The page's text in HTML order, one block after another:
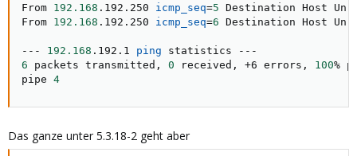
From 192.168 .192.250 icmp_seq=5 Destination Host
From 192.168 .192.250 icmp_seq=6 Destination Host
--- 192.168 .192.1 ping
6 packets transmitted, 0 received, +6 errors, 100%
pipe 4
Das ganze unter 5.3.18-2 geht aber